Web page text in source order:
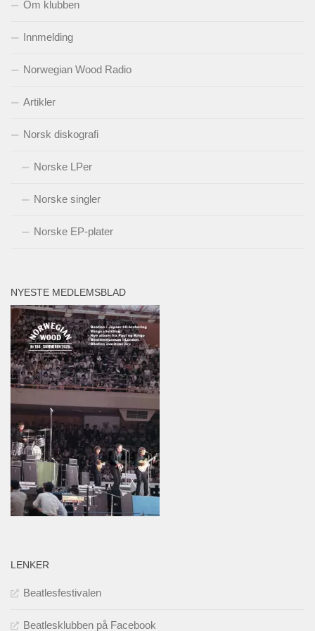
Om klubben
Innmelding
Norwegian Wood Radio
Artikler
Norsk diskografi
Norske LPer
Norske singler
Norske EP-plater
NYESTE MEDLEMSBLAD
LENKER
Beatlesfestivalen
Beatlesklubben på Facebook